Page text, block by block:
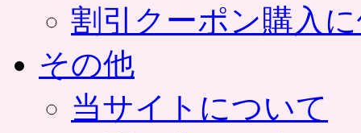
割引クーポン購入
その他
当サイトについて